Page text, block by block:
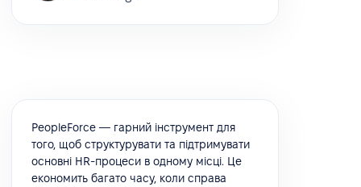
PeopleForce — гарний інструмент для
того, щоб структурувати та підтримувати
основні HR-процеси в одному місці. Це
економить багато часу, коли справа